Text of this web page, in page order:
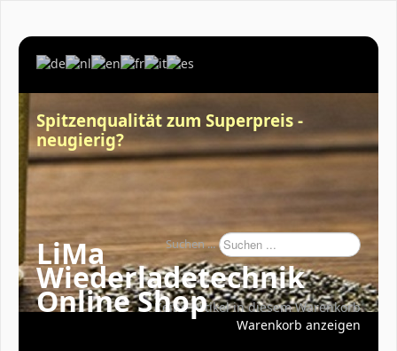
Spitzenqualität zum Superpreis -
neugierig?
Suchen ...
Keine Artikel in diesem Warenkorb
Warenkorb anzeigen
LiMa
Wiederladetechnik
Online Shop